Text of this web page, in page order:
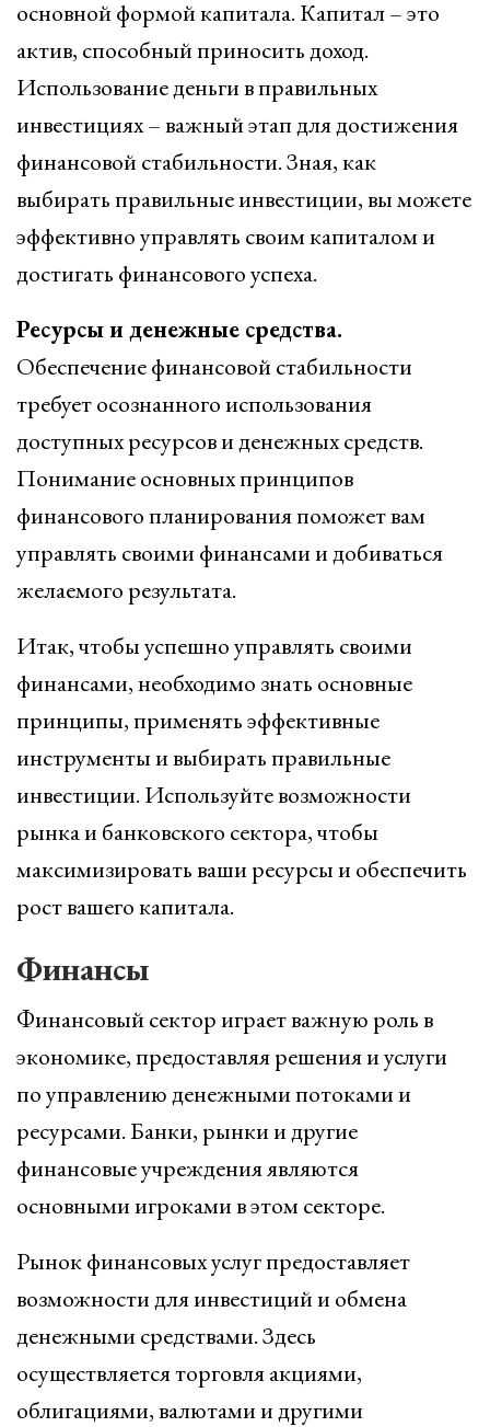
основной формой капитала. Капитал – это
актив, способный приносить доход.
Использование деньги в правильных
инвестициях – важный этап для достижения
финансовой стабильности. Зная, как
выбирать правильные инвестиции, вы можете
эффективно управлять своим капиталом и
достигать финансового успеха.
Ресурсы и денежные средства.
Обеспечение финансовой стабильности
требует осознанного использования
доступных ресурсов и денежных средств.
Понимание основных принципов
финансового планирования поможет вам
управлять своими финансами и добиваться
желаемого результата.
Итак, чтобы успешно управлять своими
финансами, необходимо знать основные
принципы, применять эффективные
инструменты и выбирать правильные
инвестиции. Используйте возможности
рынка и банковского сектора, чтобы
максимизировать ваши ресурсы и обеспечить
рост вашего капитала.
Финансы
Финансовый сектор играет важную роль в
экономике, предоставляя решения и услуги
по управлению денежными потоками и
ресурсами. Банки, рынки и другие
финансовые учреждения являются
основными игроками в этом секторе.
Рынок финансовых услуг предоставляет
возможности для инвестиций и обмена
денежными средствами. Здесь
осуществляется торговля акциями,
облигациями, валютами и другими